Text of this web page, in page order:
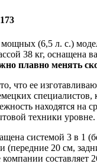
мощных (6,5 л. с.)
38 кг, оснащена
плавно менять
что ее
специалистов,
находятся на
техники уровне.
системой 3 в 1
(передние 20 см,
компании составляет